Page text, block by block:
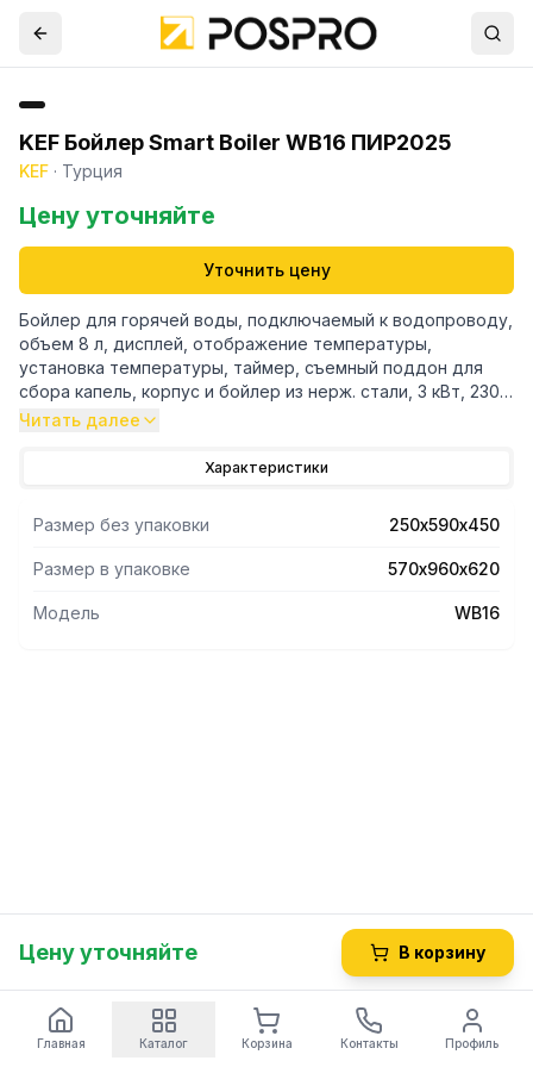
KEF Бойлер Smart Boiler WB16 ПИР2025
KEF · Турция
Цену уточняйте
Уточнить цену
Бойлер для горячей воды, подключаемый к водопроводу,
объем 8 л, дисплей, отображение температуры,
установка температуры, таймер, съемный поддон для
сбора капель, корпус и бойлер из нерж. стали, 3 кВт, 230
В.
Читать далее
Характеристики
Размер без упаковки 250х590х450
Размер в упаковке 570х960х620
Модель WB16
Цену уточняйте В корзину
Главная Каталог Корзина Контакты Профиль